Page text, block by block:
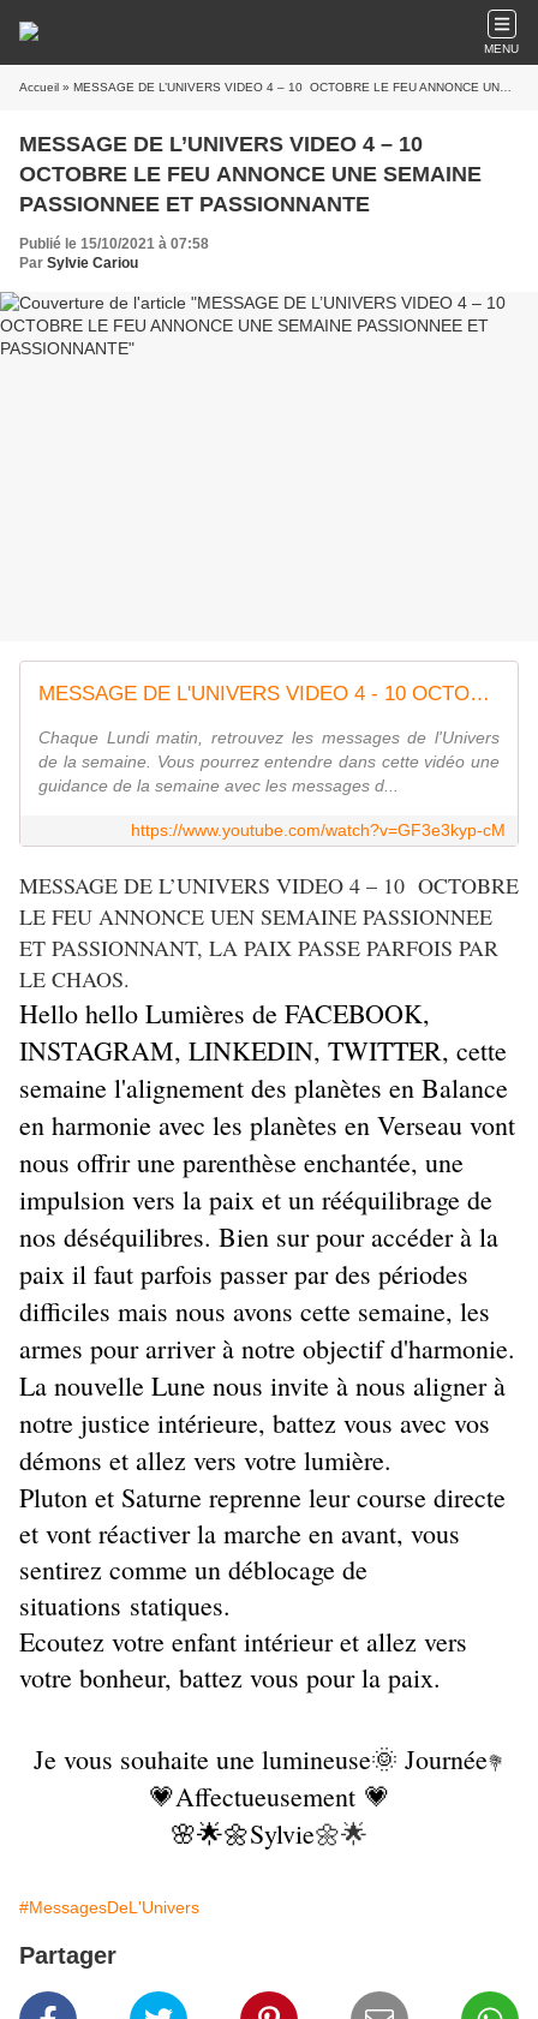
MENU
Accueil » MESSAGE DE L’UNIVERS VIDEO 4 – 10 OCTOBRE LE FEU ANNONCE UNE SEMAINE PASSIONNEE ET PASSIONNANTE
MESSAGE DE L’UNIVERS VIDEO 4 – 10
OCTOBRE LE FEU ANNONCE UNE SEMAINE
PASSIONNEE ET PASSIONNANTE
Publié le 15/10/2021 à 07:58
Par Sylvie Cariou
MESSAGE DE L'UNIVERS VIDEO 4 - 10 OCTOBRE LE FEU ANNONCE UNE SEMAINE PASSIONNEE ET PASSIONNANTE
Chaque Lundi matin, retrouvez les messages de l'Univers
de la semaine. Vous pourrez entendre dans cette vidéo une
guidance de la semaine avec les messages d...
https://www.youtube.com/watch?v=GF3e3kyp-cM
MESSAGE DE L’UNIVERS VIDEO 4 – 10 OCTOBRE
LE FEU ANNONCE UEN SEMAINE PASSIONNEE
ET PASSIONNANT, LA PAIX PASSE PARFOIS PAR
LE CHAOS.
Hello hello Lumières de FACEBOOK,
INSTAGRAM, LINKEDIN, TWITTER, cette
semaine l'alignement des planètes en Balance
en harmonie avec les planètes en Verseau vont
nous offrir une parenthèse enchantée, une
impulsion vers la paix et un rééquilibrage de
nos déséquilibres. Bien sur pour accéder à la
paix il faut parfois passer par des périodes
difficiles mais nous avons cette semaine, les
armes pour arriver à notre objectif d'harmonie.
La nouvelle Lune nous invite à nous aligner à
notre justice intérieure, battez vous avec vos
démons et allez vers votre lumière.
Pluton et Saturne reprenne leur course directe
et vont réactiver la marche en avant, vous
sentirez comme un déblocage de
situations statiques.
Ecoutez votre enfant intérieur et allez vers
votre bonheur, battez vous pour la paix.
Je vous souhaite une lumineuse🌞 Journée💐
💗Affectueusement 💗
🌸🌟🌼Sylvie🌼🌟
#MessagesDeL'Univers
Partager